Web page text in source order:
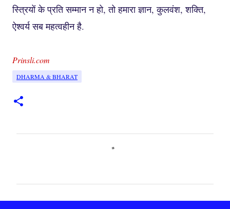
स्त्रियों के प्रति सम्मान न हो, तो हमारा ज्ञान, कुलवंश, शक्ति,
ऐश्वर्य सब महत्वहीन है.
Prinsli.com
DHARMA & BHARAT